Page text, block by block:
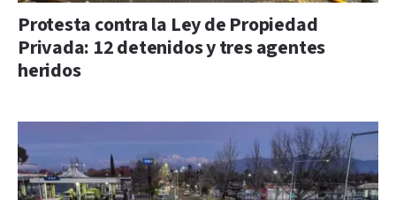
Protesta contra la Ley de Propiedad
Privada: 12 detenidos y tres agentes
heridos